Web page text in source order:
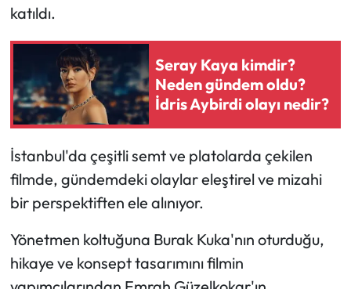
katıldı.
Seray Kaya kimdir?
Neden gündem oldu?
İdris Aybirdi olayı nedir?
İstanbul'da çeşitli semt ve platolarda çekilen
filmde, gündemdeki olaylar eleştirel ve mizahi
bir perspektiften ele alınıyor.
Yönetmen koltuğuna Burak Kuka'nın oturduğu,
hikaye ve konsept tasarımını filmin